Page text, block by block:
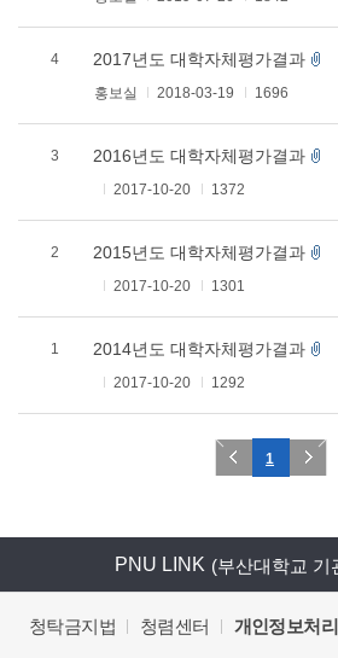
4 2017년도 대학자체평가결과
홍보실 2018-03-19 1696
3 2016년도 대학자체평가결과
2017-10-20 1372
2 2015년도 대학자체평가결과
2017-10-20 1301
1 2014년도 대학자체평가결과
2017-10-20 1292
1
PNU LINK (부산대학교 기
청탁금지법 청렴센터 개인정보처